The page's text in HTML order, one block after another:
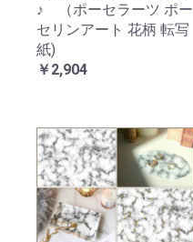
♪ （ポーセラーツ ポー
セリンアート 花柄 転写
紙)
￥2,904